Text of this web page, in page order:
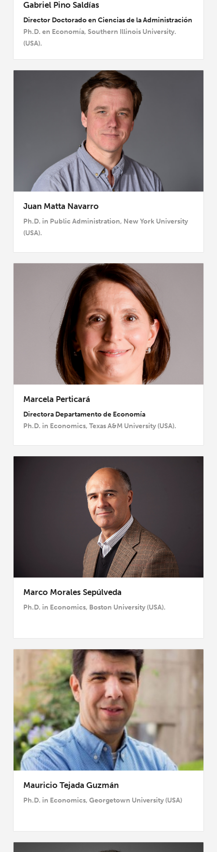
Gabriel Pino Saldías
Director Doctorado en Ciencias de la Administración
Ph.D. en Economía, Southern Illinois University.
(USA).
Juan Matta Navarro
Ph.D. in Public Administration, New York University
(USA).
Marcela Perticará
Directora Departamento de Economía
Ph.D. in Economics, Texas A&M University (USA).
Marco Morales Sepúlveda
Ph.D. in Economics, Boston University (USA).
Mauricio Tejada Guzmán
Ph.D. in Economics, Georgetown University (USA)